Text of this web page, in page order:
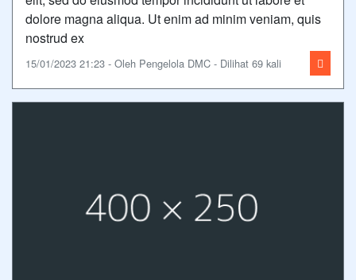
dolore magna aliqua. Ut enim ad minim veniam, quis
nostrud ex
15/01/2023 21:23 - Oleh Pengelola DMC - Dilihat 69 kali